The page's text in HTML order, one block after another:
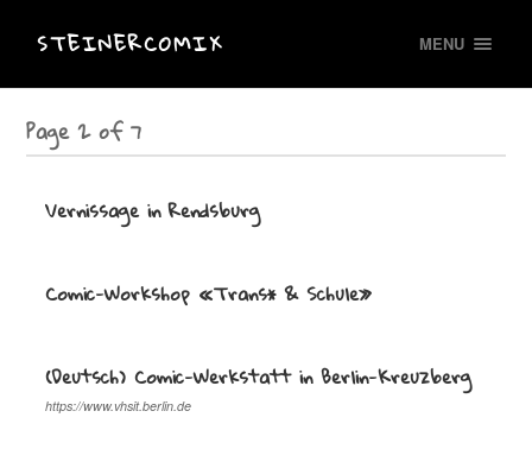
STEINERCOMIX MENU
Page 2 of 7
Vernissage in Rendsburg
Comic-Workshop «Trans* & Schule»
(Deutsch) Comic-Werkstatt in Berlin-Kreuzberg
https://www.vhsit.berlin.de